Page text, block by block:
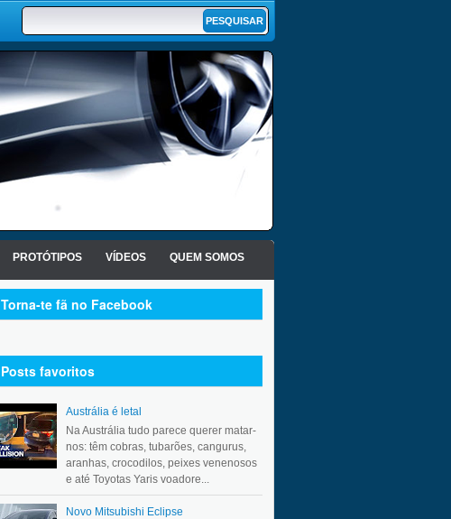
PROTÓTIPOS VÍDEOS QUEM SOMOS
Torna-te fã no Facebook
Posts favoritos
Austrália é letal
Na Austrália tudo parece querer matar-
nos: têm cobras, tubarões, cangurus,
aranhas, crocodilos, peixes venenosos
e até Toyotas Yaris voadore...
Novo Mitsubishi Eclipse